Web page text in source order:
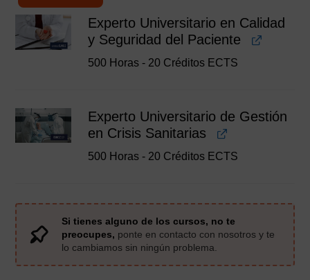
Experto Universitario en Calidad
y Seguridad del Paciente
500 Horas - 20 Créditos ECTS
Experto Universitario de Gestión
en Crisis Sanitarias
500 Horas - 20 Créditos ECTS
Si tienes alguno de los cursos, no te
preocupes, ponte en contacto con nosotros y te
lo cambiamos sin ningún problema.